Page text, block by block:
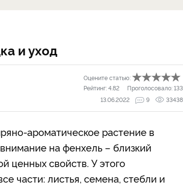
и уход
Оцените статью:
Рейтинг:4.82 Проголосовало:133
13.06.2022
9 33438
ароматическое растение в
на фенхель – близкий
ценных свойств. У этого
части: листья, семена, стебли и